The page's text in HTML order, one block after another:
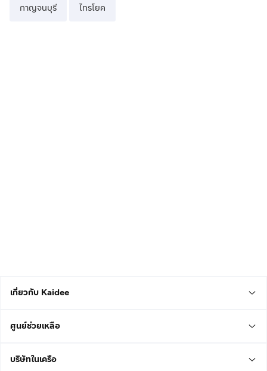
กาญจนบุรี ไทรโยค
เกี่ยวกับ Kaidee
ศูนย์ช่วยเหลือ
บริษัทในเครือ